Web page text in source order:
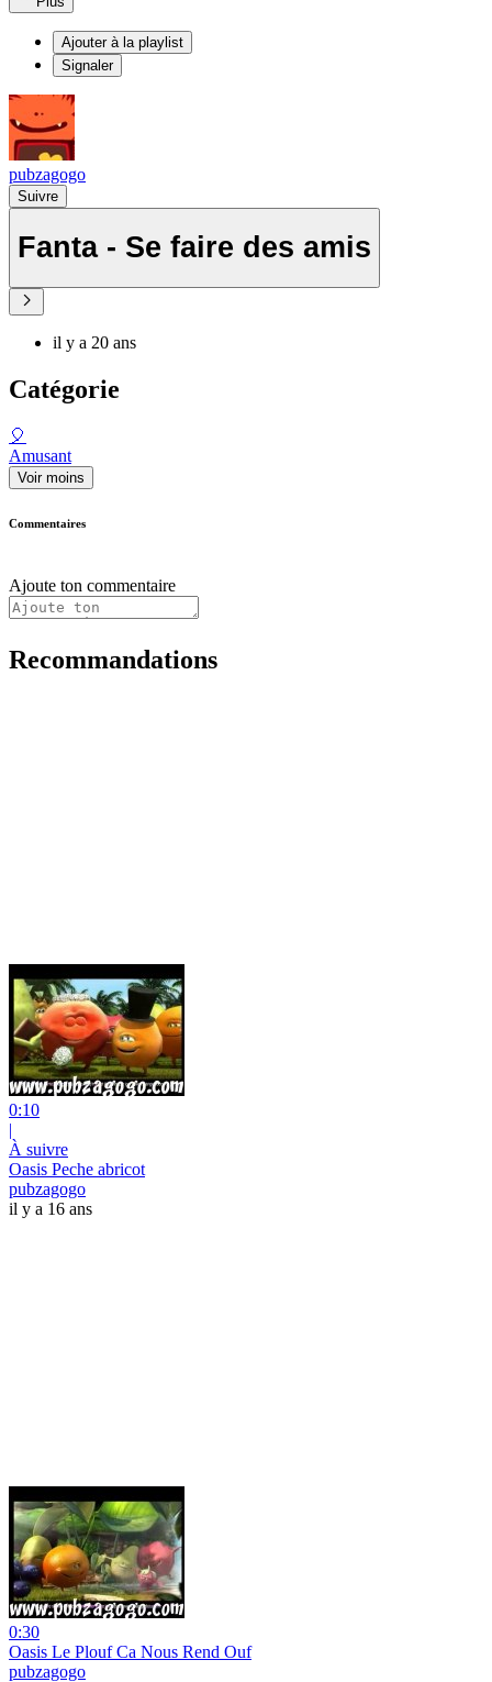
Ajouter à la playlist
Signaler
pubzagogo
Suivre
Fanta - Se faire des amis
il y a 20 ans
Catégorie
🎈
Amusant
Voir moins
Commentaires
Ajoute ton commentaire
Recommandations
0:10
|
À suivre
Oasis Peche abricot
pubzagogo
il y a 16 ans
0:30
Oasis Le Plouf Ca Nous Rend Ouf
pubzagogo